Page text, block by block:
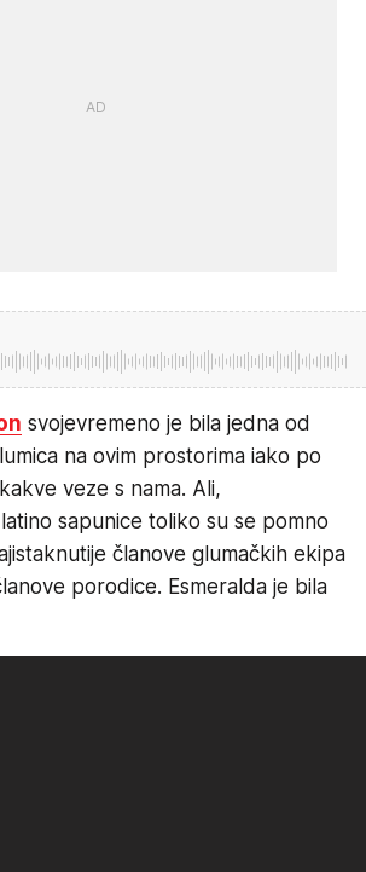
svojevremeno je bila jedna od
na ovim prostorima iako po
veze s nama. Ali,
sapunice toliko su se pomno
članove glumačkih ekipa
porodice. Esmeralda je bila